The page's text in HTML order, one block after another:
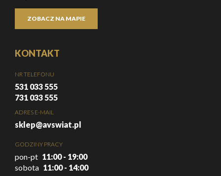
ZOBACZ NA MAPIE
KONTAKT
NR TELEFONU
531 033 555
731 033 555
ADRES E-MAIL
sklep@avswiat.pl
GODZINY PRACY
pon-pt 11:00 - 19:00
sobota 11:00 - 14:00